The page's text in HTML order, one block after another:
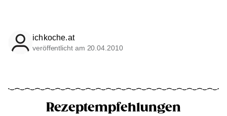
ichkoche.at
veröffentlicht am 20.04.2010
Rezeptempfehlungen